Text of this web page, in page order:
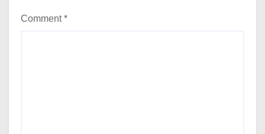
Comment*